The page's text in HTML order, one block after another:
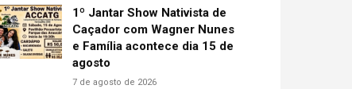
1º Jantar Show Nativista de
Caçador com Wagner Nunes
e Família acontece dia 15 de
agosto
7 de agosto de 2026